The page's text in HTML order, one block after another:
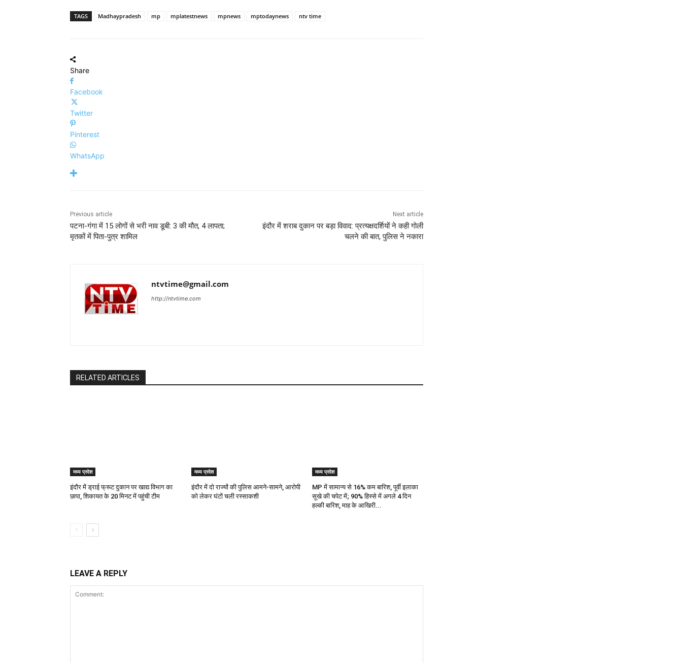
TAGS Madhaypradesh mp mplatestnews mpnews mptodaynews ntv time
Share
Facebook
Twitter
Pinterest
WhatsApp
Previous article
पटना-गंगा में 15 लोगों से भरी नाव डूबी: 3 की मौत, 4 लापता;
मृतकों में पिता-पुत्र शामिल
Next article
इंदौर में शराब दुकान पर बड़ा विवाद: प्रत्यक्षदर्शियों ने कही गोली
चलने की बात, पुलिस ने नकारा
ntvtime@gmail.com
http://ntvtime.com
RELATED ARTICLES
मध्य प्रदेश
इंदौर में ड्राई फ्रूट दुकान पर खाद्य विभाग का
छापा, शिकायत के 20 मिनट में पहुंची टीम
मध्य प्रदेश
इंदौर में दो राज्यों की पुलिस आमने-सामने, आरोपी
को लेकर घंटों चली रस्साकशी
मध्य प्रदेश
MP में सामान्य से 16% कम बारिश, पूर्वी इलाका
सूखे की चपेट में; 90% हिस्से में अगले 4 दिन
हल्की बारिश, माह के आखिरी...
LEAVE A REPLY